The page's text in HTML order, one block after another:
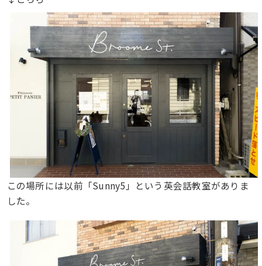
この場所には以前「Sunny5」という英会話教室がありま
した。